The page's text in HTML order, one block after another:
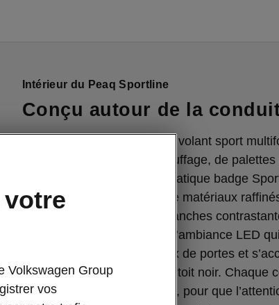
Intérieur du Peaq Sportline
Conçu autour de la
Prenez le contrôle grâce au volant sport
trois branches, doté du chauffage, de palettes
récupération et de l’emblématique badge
planche de bord, habillée de matériaux
rehaussés de surpiqûres blanches
sublimée par un éclairage d’ambiance LED
prolonge dans les panneaux de portes et
parfaitement avec le ciel de toit noir. Chaque
est placée de façon intuitive, pour que
Volkswagen Group
vos